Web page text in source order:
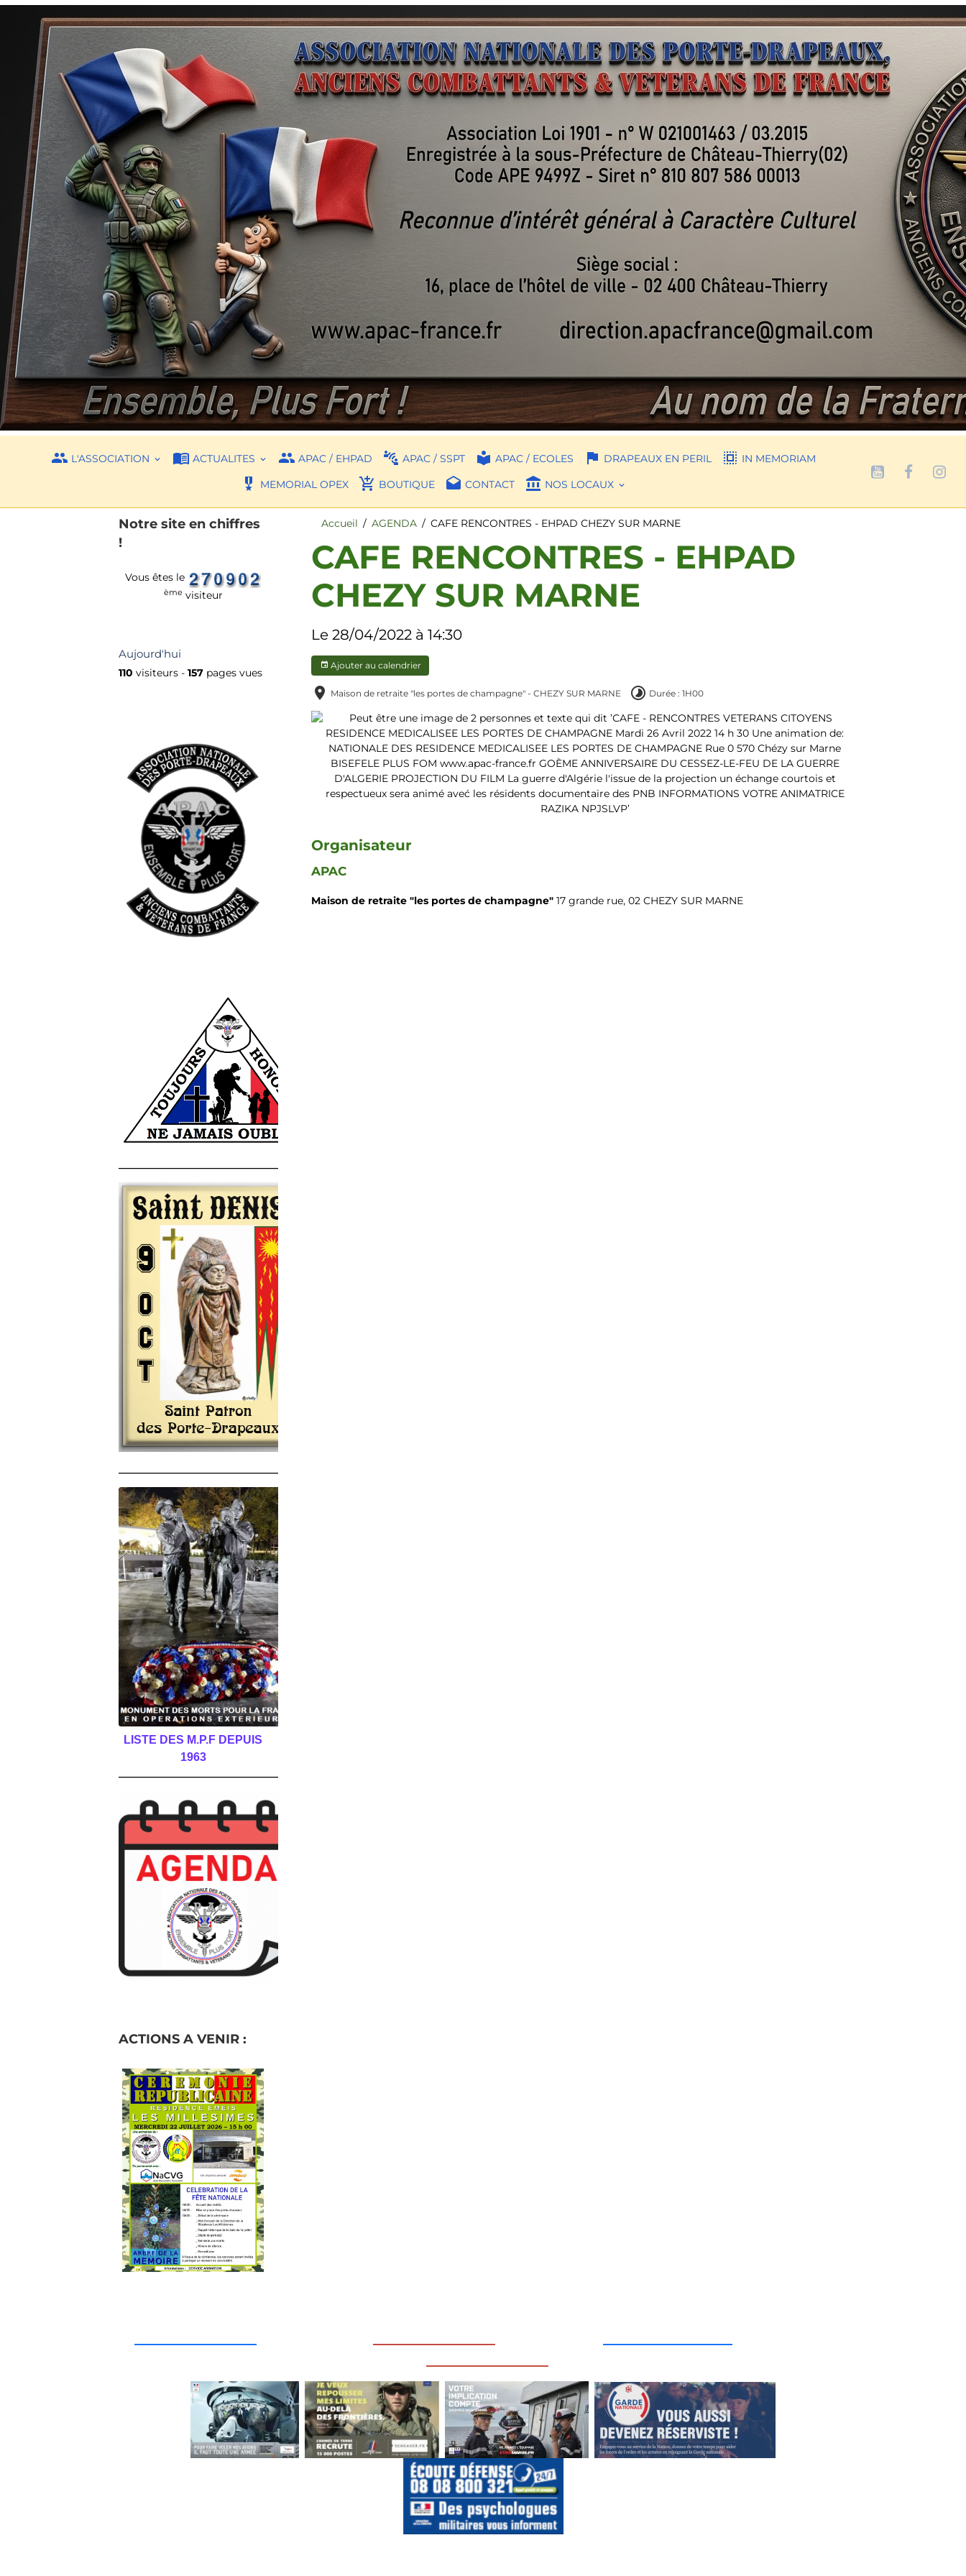
L'ASSOCIATION ACTUALITES APAC / EHPAD APAC / SSPT APAC / ECOLES DRAPEAUX EN PERIL
IN MEMORIAM
MEMORIAL OPEX
BOUTIQUE CONTACT NOS LOCAUX
Accueil AGENDA CAFE RENCONTRES - EHPAD CHEZY SUR MARNE
CAFE RENCONTRES - EHPAD
CHEZY SUR MARNE
Le 28/04/2022 à 14:30
Ajouter au calendrier
Maison de retraite "les portes de champagne" - CHEZY SUR MARNE Durée : 1H00
Organisateur
APAC
Maison de retraite "les portes de champagne" 17 grande rue, 02 CHEZY SUR MARNE
Notre site en chiffres
!
Vous êtes le
ème visiteur
Aujourd'hui
110 visiteurs -157 pages vues
LISTE DES M.P.F DEPUIS
1963
ACTIONS A VENIR :